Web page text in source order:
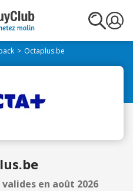
Octaplus.be
en août 2026